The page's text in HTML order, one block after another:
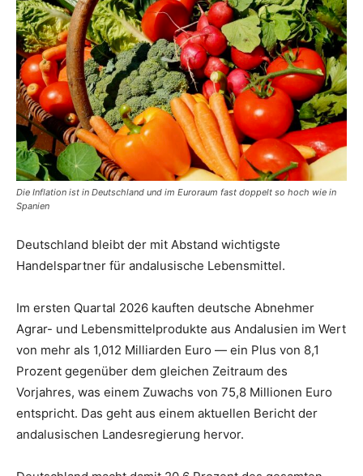
Die Inflation ist in Deutschland und im Euroraum fast doppelt so hoch wie in
Spanien
Deutschland bleibt der mit Abstand wichtigste
Handelspartner für andalusische Lebensmittel.
Im ersten Quartal 2026 kauften deutsche Abnehmer
Agrar- und Lebensmittelprodukte aus Andalusien im Wert
von mehr als 1,012 Milliarden Euro — ein Plus von 8,1
Prozent gegenüber dem gleichen Zeitraum des
Vorjahres, was einem Zuwachs von 75,8 Millionen Euro
entspricht. Das geht aus einem aktuellen Bericht der
andalusischen Landesregierung hervor.